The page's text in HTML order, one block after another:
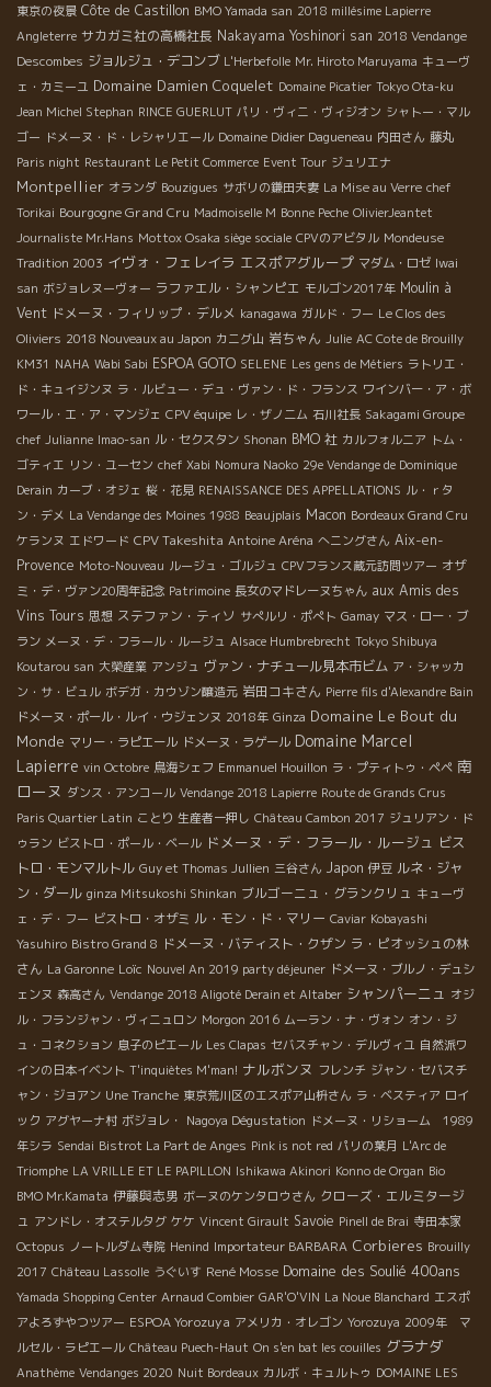
東京の夜景 Côte de Castillon BMO Yamada san 2018 millésime Lapierre
Angleterre サカガミ社の高橋社長 Nakayama Yoshinori san 2018 Vendange
Descombes ジョルジュ・デコンブ L'Herbefolle Mr. Hiroto Maruyama キューヴ
ェ・カミーユ Domaine Damien Coquelet Domaine Picatier Tokyo Ota-ku
Jean Michel Stephan RINCE GUERLUT パリ・ヴィニ・ヴィジオン シャトー・マル
ゴー ドメーヌ・ド・レシャリエール Domaine Didier Dagueneau 内田さん 藤丸
Paris night Restaurant Le Petit Commerce Event Tour ジュリエナ
Montpellier オランダ Bouzigues サボリの鎌田夫妻 La Mise au Verre chef
Torikai Bourgogne Grand Cru Madmoiselle M Bonne Peche OlivierJeantet
Journaliste Mr.Hans Mottox Osaka siège sociale CPVのアビタル Mondeuse
Tradition 2003 イヴォ・フェレイラ エスポアグループ マダム・ロゼ Iwai
san ボジョレヌーヴォー ラファエル・シャンピエ モルゴン2017年 Moulin à
Vent ドメーヌ・フィリップ・デルメ kanagawa ガルド・フー Le Clos des
Oliviers 2018 Nouveaux au Japon カニグ山 岩ちゃん Julie AC Cote de Brouilly
KM31 NAHA Wabi Sabi ESPOA GOTO SELENE Les gens de Métiers ラトリエ・
ド・キュイジンヌ ラ・ルビュー・デュ・ヴァン・ド・フランス ワインバー・ア・ボ
ワール・エ・ア・マンジェ CPV équipe レ・ザノ二ム 石川社長 Sakagami Groupe
chef Julianne Imao-san ル・セクスタン Shonan BMO 社 カルフォルニア トム・
ゴティエ リン・ユーセン chef Xabi Nomura Naoko 29e Vendange de Dominique
Derain カーブ・オジェ 桜・花見 RENAISSANCE DES APPELLATIONS ル・ｒタ
ン・デメ La Vendange des Moines 1988 Beaujplais Macon Bordeaux Grand Cru
ケランヌ エドワード CPV Takeshita Antoine Aréna へニングさん Aix-en-
Provence Moto-Nouveau ルージュ・ゴルジュ CPVフランス蔵元訪問ツアー オザ
ミ・デ・ヴァン20周年記念 Patrimoine 長女のマドレーヌちゃん aux Amis des
Vins Tours 思想 ステファン・ティソ サぺルリ・ポぺト Gamay マス・ロー・ブ
ラン メーヌ・デ・フラール・ルージュ Alsace Humbrebrecht Tokyo Shibuya
Koutarou san 大榮産業 アンジュ ヴァン・ナチュール見本市ビム ア・シャッカ
ン・サ・ビュル ボデガ・カウゾン醸造元 岩田コキさん Pierre fils d'Alexandre Bain
ドメーヌ・ポール・ルイ・ウジェンヌ 2018年 Ginza Domaine Le Bout du
Monde マリー・ラピエール ドメーヌ・ラゲール Domaine Marcel
Lapierre vin Octobre 鳥海シェフ Emmanuel Houillon ラ・プティトゥ・ペペ 南
ローヌ ダンス・アンコール Vendange 2018 Lapierre Route de Grands Crus
Paris Quartier Latin ことり 生産者一押し Château Cambon 2017 ジュリアン・ド
ゥラン ビストロ・ポール・ベール ドメーヌ・デ・フラール・ルージュ ビス
トロ・モンマルトル Guy et Thomas Jullien 三谷さん Japon 伊豆 ルネ・ジャ
ン・ダール ginza Mitsukoshi Shinkan ブルゴーニュ・グランクリュ キューヴ
ェ・デ・フー ビストロ・オザミ ル・モン・ド・マリー Caviar Kobayashi
Yasuhiro Bistro Grand 8 ドメーヌ・バティスト・クザン ラ・ピオッシュの林
さん La Garonne Loïc Nouvel An 2019 party déjeuner ドメーヌ・ブルノ・デュシ
ェンヌ 森高さん Vendange 2018 Aligoté Derain et Altaber シャンパーニュ オジ
ル・フランジャン・ヴィニュロン Morgon 2016 ムーラン・ナ・ヴォン オン・ジ
ュ・コネクション 息子のピエール Les Clapas セバスチャン・デルヴィユ 自然派ワ
インの日本イベント T'inquiètes M'man! ナルボンヌ フレンチ ジャン・セバスチ
ャン・ジョアン Une Tranche 東京荒川区のエスポア山枡さん ラ・ベスティア ロイ
ック アグヤーナ村 ボジョレ・ Nagoya Dégustation ドメーヌ・リショーム 1989
年シラ Sendai Bistrot La Part de Anges Pink is not red パリの葉月 L'Arc de
Triomphe LA VRILLE ET LE PAPILLON Ishikawa Akinori Konno de Organ Bio
BMO Mr.Kamata 伊藤與志男 ボーヌのケンタロウさん クローズ・エルミタージ
ュ アンドレ・オステルタグ ケケ Vincent Girault Savoie Pinell de Brai 寺田本家
Octopus ノートルダム寺院 Henind Importateur BARBARA Corbieres Brouilly
2017 Château Lassolle うぐいす René Mosse Domaine des Soulié 400ans
Yamada Shopping Center Arnaud Combier GAR'O'VIN La Noue Blanchard エスポ
アよろずやつツアー ESPOA Yorozuya アメリカ・オレゴン Yorozuya 2009年 マ
ルセル・ラピエール Château Puech-Haut On s'en bat les couilles グラナダ
Anathème Vendanges 2020 Nuit Bordeaux カルボ・キュルトゥ DOMAINE LES